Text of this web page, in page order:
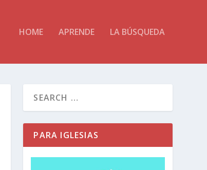
HOME APRENDE LA BÚSQUEDA
PARA IGLESIAS